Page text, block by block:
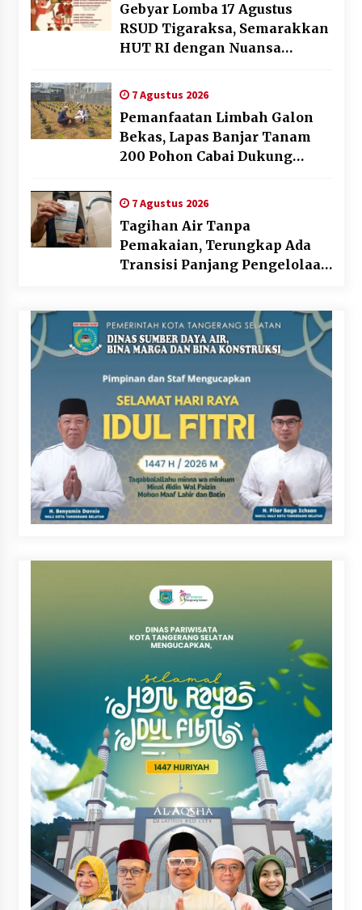
Gebyar Lomba 17 Agustus
RSUD Tigaraksa, Semarakkan
HUT RI dengan Nuansa
7 Agustus 2026
Pemanfaatan Limbah Galon
Bekas, Lapas Banjar Tanam
200 Pohon Cabai Dukung
7 Agustus 2026
Tagihan Air Tanpa
Pemakaian, Terungkap Ada
Transisi Panjang Pengelolaan